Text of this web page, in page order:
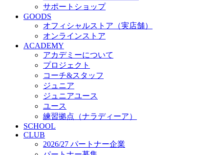
クラブ情報
サステナビリティ
Web制作支援
応援プロジェクト
サポートショップ
GOODS
オフィシャルストア（実店舗）
オンラインストア
ACADEMY
アカデミーについて
プロジェクト
コーチ&スタッフ
ジュニア
ジュニアユース
ユース
練習拠点（ナラディーア）
SCHOOL
CLUB
2026/27 パートナー企業